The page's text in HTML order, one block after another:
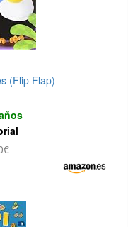
(Flip Flap)